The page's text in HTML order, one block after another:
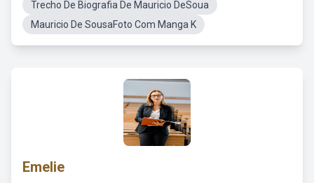
Trecho De Biografia De Mauricio DeSoua
Mauricio De SousaFoto Com Manga K
Emelie